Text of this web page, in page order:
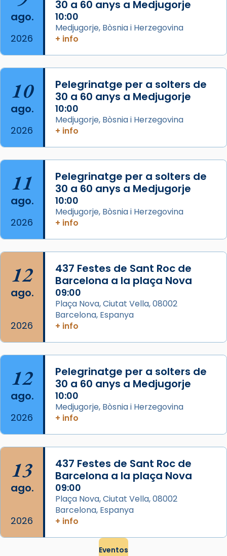
2 weeks ago
Aquest dilluns, 27 de juliol, ha tingut lloc la
missa d’acció de gràcies en agraïment al
comitè organitzador de la visita apostòlica
del Sant Pare Lleó XIV a Barcelona, i als
col·laboradors, a la Catedral de Barcelona.
L’arquebisbe de Barcelona, el cardenal Joan
Josep Omella, ha presidit la missa i l’ha
concelebrat el bisbe auxiliar de Barcelona,
Mons. David Abadías.
📸 Dr. G. Simón
Foto
View on Facebook · Share
Arquebisbat de Barcelona
2 weeks ago
Acompanyant la història de sant Cugat, a
partir de l’Edat Mitjana sorgeix la tradició
que les santes Juliana (“relatiu a Júlia”) i
Semproniana (“relatiu a Semprònia =
eterna”) són deixebles seves. I l’any 1667, el
frare Joan Gaspar Roig, afirma en una obra
que les santes són filles de l’antiga Iluro.
Mataró en reivindicarà les relíq
Foto
View on Facebook ·
ago.
2026
30 a 60 anys a Medjugorje
10:00
Medjugorje, Bòsnia i Herzegovina
+ info
10
ago.
2026
Pelegrinatge per a solters de
30 a 60 anys a Medjugorje
10:00
Medjugorje, Bòsnia i Herzegovina
+ info
11
ago.
2026
Pelegrinatge per a solters de
30 a 60 anys a Medjugorje
10:00
Medjugorje, Bòsnia i Herzegovina
+ info
12
ago.
2026
437 Festes de Sant Roc de
Barcelona a la plaça Nova
09:00
Plaça Nova, Ciutat Vella, 08002
Barcelona, Espanya
+ info
12
ago.
2026
Pelegrinatge per a solters de
30 a 60 anys a Medjugorje
10:00
Medjugorje, Bòsnia i Herzegovina
+ info
13
ago.
2026
437 Festes de Sant Roc de
Barcelona a la plaça Nova
09:00
Plaça Nova, Ciutat Vella, 08002
Barcelona, Espanya
+ info
Eventos